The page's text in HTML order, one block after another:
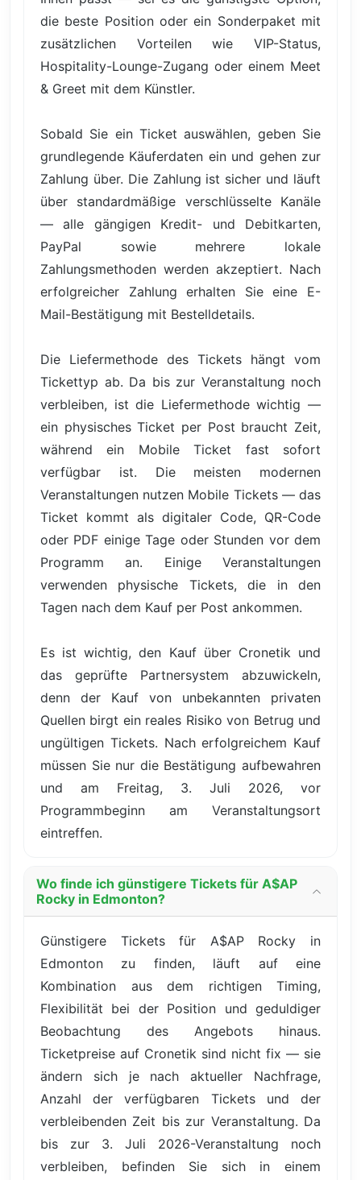
die beste Position oder ein Sonderpaket mit
zusätzlichen Vorteilen wie VIP-Status,
Hospitality-Lounge-Zugang oder einem Meet
& Greet mit dem Künstler.
Sobald Sie ein Ticket auswählen, geben Sie
grundlegende Käuferdaten ein und gehen zur
Zahlung über. Die Zahlung ist sicher und läuft
über standardmäßige verschlüsselte Kanäle
— alle gängigen Kredit- und Debitkarten,
PayPal sowie mehrere lokale
Zahlungsmethoden werden akzeptiert. Nach
erfolgreicher Zahlung erhalten Sie eine E-
Mail-Bestätigung mit Bestelldetails.
Die Liefermethode des Tickets hängt vom
Tickettyp ab. Da bis zur Veranstaltung noch
verbleiben, ist die Liefermethode wichtig —
ein physisches Ticket per Post braucht Zeit,
während ein Mobile Ticket fast sofort
verfügbar ist. Die meisten modernen
Veranstaltungen nutzen Mobile Tickets — das
Ticket kommt als digitaler Code, QR-Code
oder PDF einige Tage oder Stunden vor dem
Programm an. Einige Veranstaltungen
verwenden physische Tickets, die in den
Tagen nach dem Kauf per Post ankommen.
Es ist wichtig, den Kauf über Cronetik und
das geprüfte Partnersystem abzuwickeln,
denn der Kauf von unbekannten privaten
Quellen birgt ein reales Risiko von Betrug und
ungültigen Tickets. Nach erfolgreichem Kauf
müssen Sie nur die Bestätigung aufbewahren
und am Freitag, 3. Juli 2026, vor
Programmbeginn am Veranstaltungsort
eintreffen.
Wo finde ich günstigere Tickets für A$AP
Rocky in Edmonton?
Günstigere Tickets für A$AP Rocky in
Edmonton zu finden, läuft auf eine
Kombination aus dem richtigen Timing,
Flexibilität bei der Position und geduldiger
Beobachtung des Angebots hinaus.
Ticketpreise auf Cronetik sind nicht fix — sie
ändern sich je nach aktueller Nachfrage,
Anzahl der verfügbaren Tickets und der
verbleibenden Zeit bis zur Veranstaltung. Da
bis zur 3. Juli 2026-Veranstaltung noch
verbleiben, befinden Sie sich in einem